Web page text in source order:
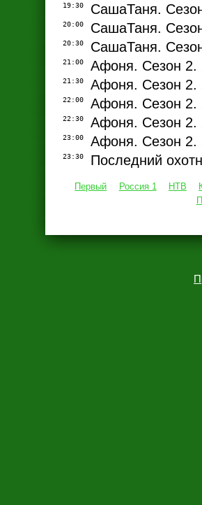
19:30 СашаТаня.
20:00 СашаТаня.
20:30 СашаТаня.
21:00 Афоня. Сезон 2.
21:30 Афоня. Сезон 2.
22:00 Афоня. Сезон 2.
22:30 Афоня. Сезон 2.
23:00 Афоня. Сезон 2.
23:30 Последний
Первый Россия 1 НТВ